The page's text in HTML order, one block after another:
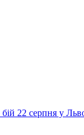
22 серпня у